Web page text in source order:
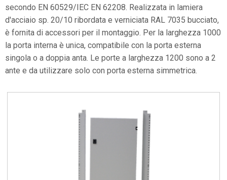
secondo EN 60529/IEC EN 62208. Realizzata in lamiera
d'acciaio sp. 20/10 ribordata e verniciata RAL 7035 bucciato,
è fornita di accessori per il montaggio. Per la larghezza 1000
la porta interna è unica, compatibile con la porta esterna
singola o a doppia anta. Le porte a larghezza 1200 sono a 2
ante e da utilizzare solo con porta esterna simmetrica.